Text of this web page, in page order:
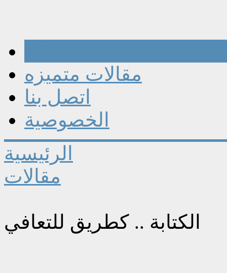
مقالات متميزه
اتصل بنا
الخصوصية
الرئيسية
مقالات
الكتابة .. كطريق للتعافي